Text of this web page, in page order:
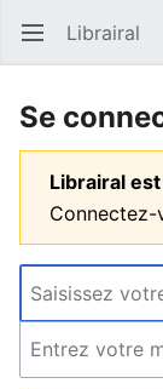
Ouvrir le menu principal Librairal
Se
Librairal
Connectez-